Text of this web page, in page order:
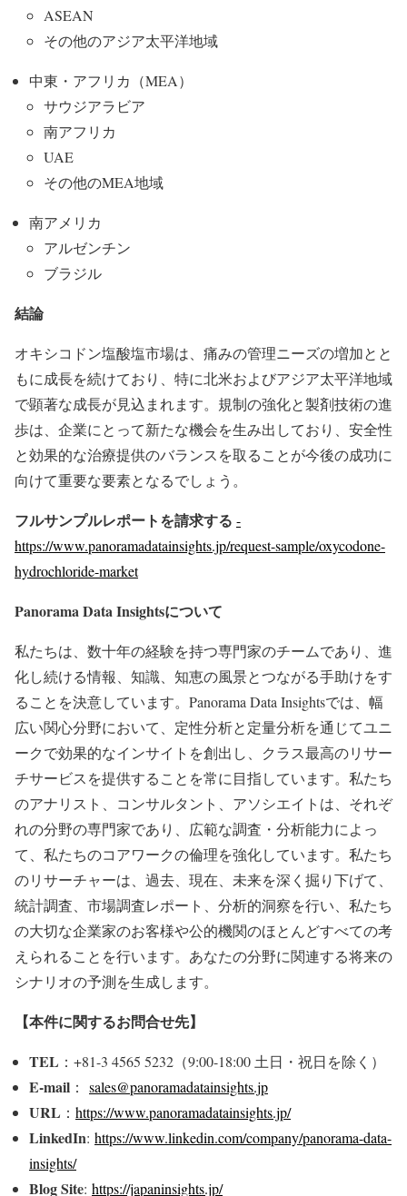
ASEAN
その他のアジア太平洋地域
中東・アフリカ（MEA）
サウジアラビア
南アフリカ
UAE
その他のMEA地域
南アメリカ
アルゼンチン
ブラジル
結論
オキシコドン塩酸塩市場は、痛みの管理ニーズの増加とと
もに成長を続けており、特に北米およびアジア太平洋地域
で顕著な成長が見込まれます。規制の強化と製剤技術の進
歩は、企業にとって新たな機会を生み出しており、安全性
と効果的な治療提供のバランスを取ることが今後の成功に
向けて重要な要素となるでしょう。
フルサンプルレポートを請求する -
https://www.panoramadatainsights.jp/request-sample/oxycodone-
hydrochloride-market
Panorama Data Insightsについて
私たちは、数十年の経験を持つ専門家のチームであり、進
化し続ける情報、知識、知恵の風景とつながる手助けをす
ることを決意しています。Panorama Data Insightsでは、幅
広い関心分野において、定性分析と定量分析を通じてユニ
ークで効果的なインサイトを創出し、クラス最高のリサー
チサービスを提供することを常に目指しています。私たち
のアナリスト、コンサルタント、アソシエイトは、それぞ
れの分野の専門家であり、広範な調査・分析能力によっ
て、私たちのコアワークの倫理を強化しています。私たち
のリサーチャーは、過去、現在、未来を深く掘り下げて、
統計調査、市場調査レポート、分析的洞察を行い、私たち
の大切な企業家のお客様や公的機関のほとんどすべての考
えられることを行います。あなたの分野に関連する将来の
シナリオの予測を生成します。
【本件に関するお問合せ先】
TEL ：+81-3 4565 5232（9:00-18:00 土日・祝日を除く）
E-mail ： sales@panoramadatainsights.jp
URL ： https://www.panoramadatainsights.jp/
LinkedIn: https://www.linkedin.com/company/panorama-data-
insights/
Blog Site: https://japaninsights.jp/